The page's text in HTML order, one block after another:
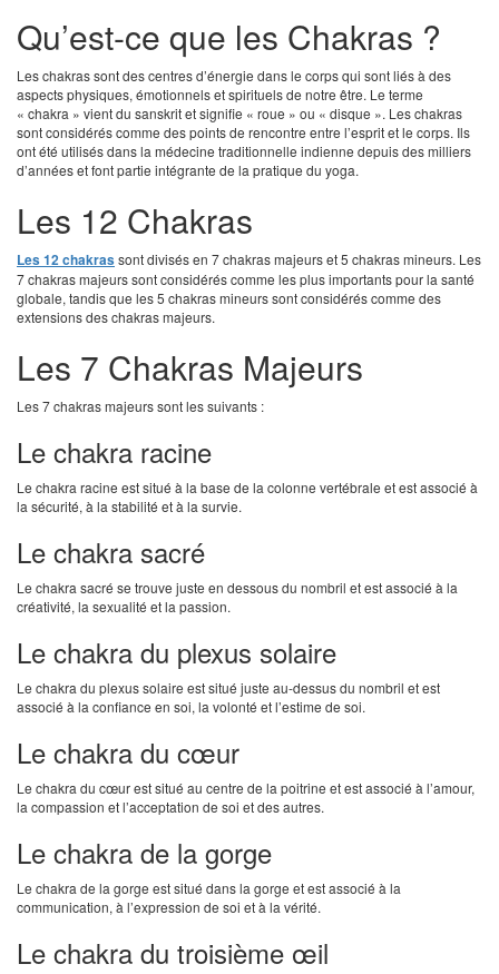
Qu’est-ce que les Chakras ?
Les chakras sont des centres d’énergie dans le corps qui sont liés à des
aspects physiques, émotionnels et spirituels de notre être. Le terme
« chakra » vient du sanskrit et signifie « roue » ou « disque ». Les chakras
sont considérés comme des points de rencontre entre l’esprit et le corps. Ils
ont été utilisés dans la médecine traditionnelle indienne depuis des milliers
d’années et font partie intégrante de la pratique du yoga.
Les 12 Chakras
Les 12 chakrassont divisés en 7 chakras majeurs et 5 chakras mineurs. Les
7 chakras majeurs sont considérés comme les plus importants pour la santé
globale, tandis que les 5 chakras mineurs sont considérés comme des
extensions des chakras majeurs.
Les 7 Chakras Majeurs
Les 7 chakras majeurs sont les suivants :
Le chakra racine
Le chakra racine est situé à la base de la colonne vertébrale et est associé à
la sécurité, à la stabilité et à la survie.
Le chakra sacré
Le chakra sacré se trouve juste en dessous du nombril et est associé à la
créativité, la sexualité et la passion.
Le chakra du plexus solaire
Le chakra du plexus solaire est situé juste au-dessus du nombril et est
associé à la confiance en soi, la volonté et l’estime de soi.
Le chakra du cœur
Le chakra du cœur est situé au centre de la poitrine et est associé à l’amour,
la compassion et l’acceptation de soi et des autres.
Le chakra de la gorge
Le chakra de la gorge est situé dans la gorge et est associé à la
communication, à l’expression de soi et à la vérité.
Le chakra du troisième œil